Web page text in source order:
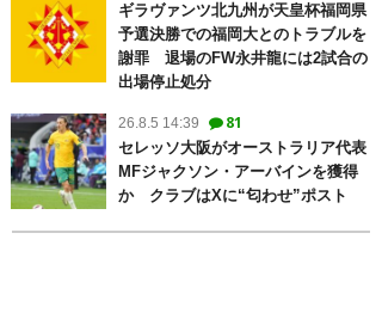
ギラヴァンツ北九州が天皇杯福岡県
予選決勝での福岡大とのトラブルを
謝罪 退場のFW永井龍には2試合の
出場停止処分
26.8.5 14:39 81
セレッソ大阪がオーストラリア代表
MFジャクソン・アーバインを獲得
か クラブはXに“匂わせ”ポスト